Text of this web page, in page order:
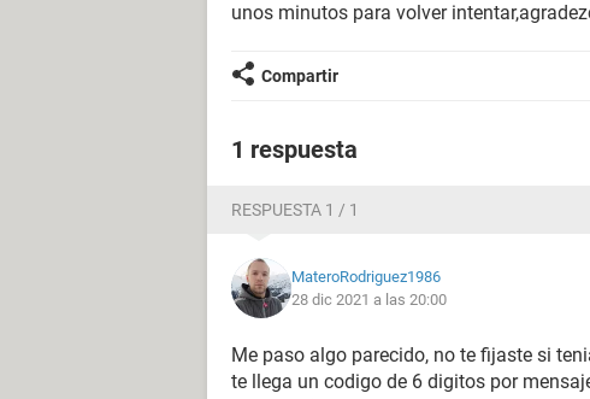
unos minutos para volver
Compartir
1 respuesta
RESPUESTA 1 / 1
MateroRodriguez1986
28 dic 2021 a las 20:00
Me paso algo parecido, no te fijaste si
te llega un codigo de 6 digitos por